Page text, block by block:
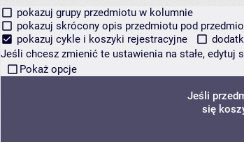
pokazuj grupy przedmiotu w kolumnie
pokazuj skrócony opis przedmiotu pod
pokazuj cykle i koszyki rejestracyjne
Jeśli chcesz zmienić te ustawienia na stałe, edytuj
Pokaż opcje
Jeśli
się